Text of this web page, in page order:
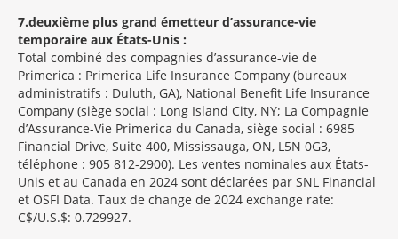
7 deuxième plus grand émetteur d’assurance-vie
temporaire aux États-Unis :
Total combiné des compagnies d’assurance-vie de
Primerica : Primerica Life Insurance Company (bureaux
administratifs : Duluth, GA), National Benefit Life Insurance
Company (siège social : Long Island City, NY; La Compagnie
d’Assurance-Vie Primerica du Canada, siège social : 6985
Financial Drive, Suite 400, Mississauga, ON, L5N 0G3,
téléphone : 905 812-2900). Les ventes nominales aux États-
Unis et au Canada en 2024 sont déclarées par SNL Financial
et OSFI Data. Taux de change de 2024 exchange rate:
C$/U.S.$: 0.729927.